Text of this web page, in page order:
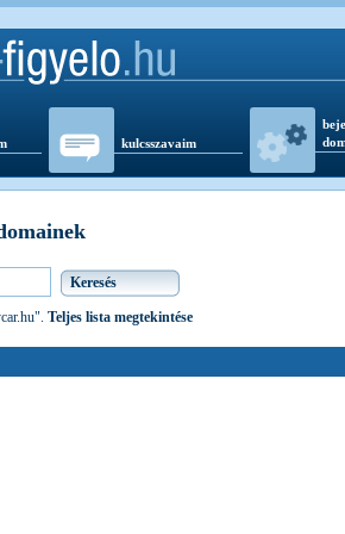
kulcsszavaim
Teljes lista megtekintése